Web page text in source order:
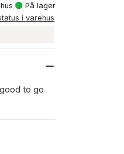
På lager
i varehus
to go